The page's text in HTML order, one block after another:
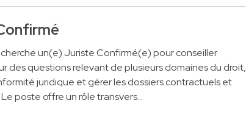
un(e) Juriste Confirmé(e) pour conseiller
des questions relevant de plusieurs domaines du droit,
juridique et gérer les dossiers contractuels et
poste offre un rôle transvers…